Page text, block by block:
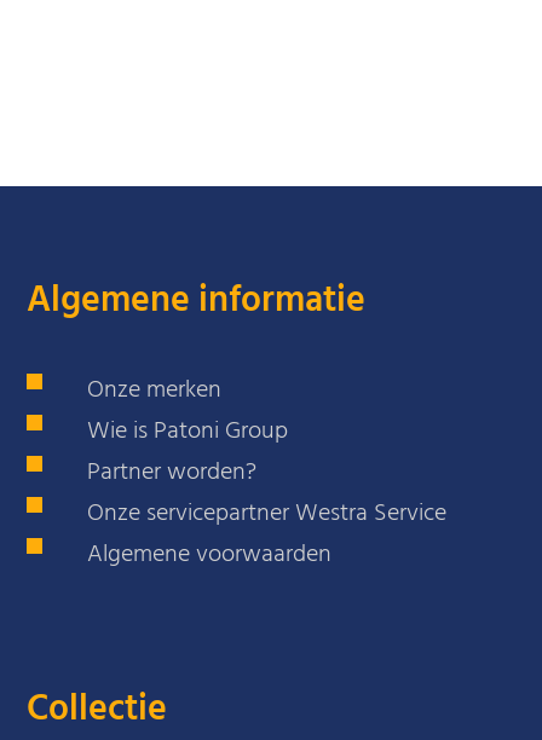
Algemene informatie
Onze merken
Wie is Patoni Group
Partner worden?
Onze servicepartner Westra Service
Algemene voorwaarden
Collectie